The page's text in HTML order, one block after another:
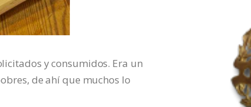
y consumidos. Era un
de ahí que muchos lo